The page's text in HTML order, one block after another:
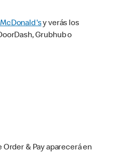
y verás los
Grubhub o
Order & Pay aparecerá en